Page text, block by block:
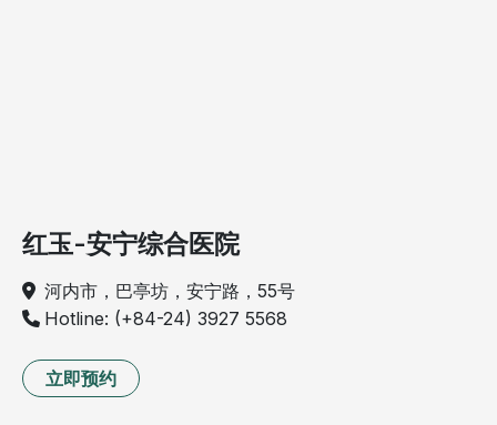
红玉-安宁综合医院
河内市，巴亭坊，安宁路，55号
Hotline: (+84-24) 3927 5568
立即预约